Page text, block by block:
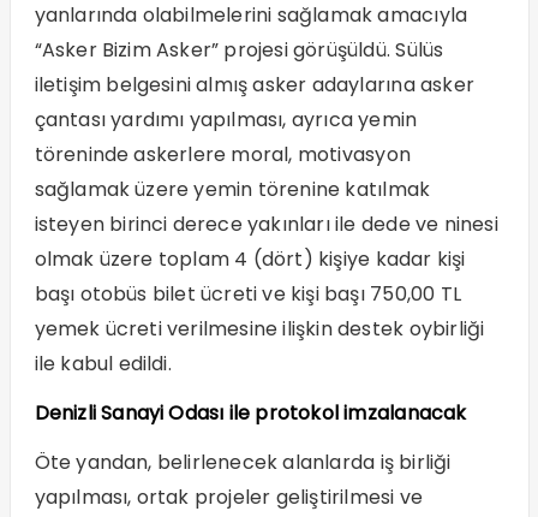
yanlarında olabilmelerini sağlamak amacıyla
“Asker Bizim Asker” projesi görüşüldü. Sülüs
iletişim belgesini almış asker adaylarına asker
çantası yardımı yapılması, ayrıca yemin
töreninde askerlere moral, motivasyon
sağlamak üzere yemin törenine katılmak
isteyen birinci derece yakınları ile dede ve ninesi
olmak üzere toplam 4 (dört) kişiye kadar kişi
başı otobüs bilet ücreti ve kişi başı 750,00 TL
yemek ücreti verilmesine ilişkin destek oybirliği
ile kabul edildi.
Denizli Sanayi Odası ile protokol imzalanacak
Öte yandan, belirlenecek alanlarda iş birliği
yapılması, ortak projeler geliştirilmesi ve